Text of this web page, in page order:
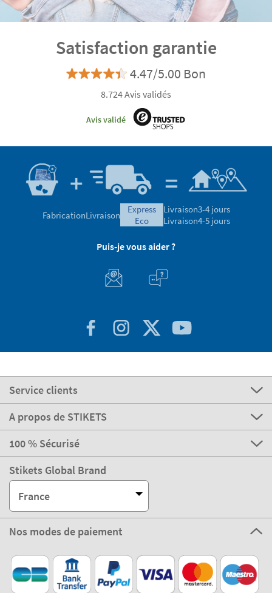
Satisfaction garantie
4.47/5.00 Bon
8.724 Avis validés
Avis validé
FabricationLivraison
express
eco
Livraison3-4 jours
Livraison4-5 jours
Puis-je vous aider ?
Service clients
A propos de STIKETS
100 % Sécurisé
Stikets Global Brand
France
Nos modes de paiement